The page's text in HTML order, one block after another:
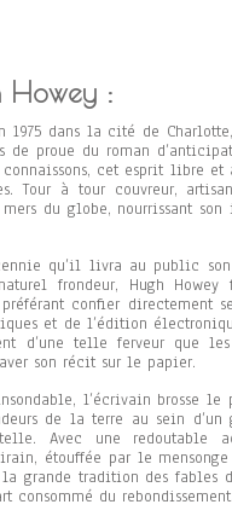
Howey :
dans la cité de
de proue du roman
cet esprit libre
Tour à tour couvreur,
du globe, nourrissant
qu’il livra au public
frondeur, Hugh
confier directement
et de l’édition
d’une telle ferveur que
son récit sur le papier.
l’écrivain brosse
de la terre au sein
Avec une
étouffée par le
grande tradition des fables
consommé du rebondissement.